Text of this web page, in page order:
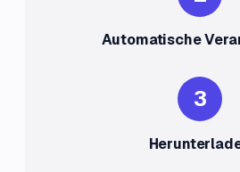
Automatische
3